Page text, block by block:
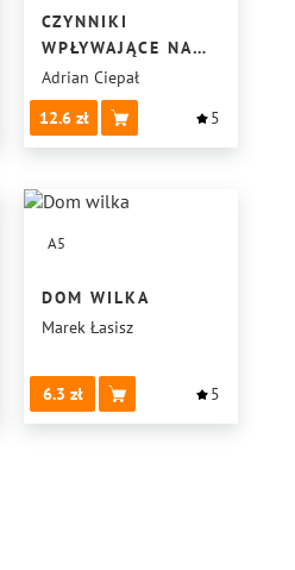
CZYNNIKI
WPŁYWAJĄCE NA
WŁASNĄ
SAMOOCENĘ ORAZ
JAKI MAJĄ WPŁYW
NA CZERPANĄ Z
RADOŚĆ
Adrian Ciepał
12.6
5
A5
DOM WILKA
Marek Łasisz
6.3 5